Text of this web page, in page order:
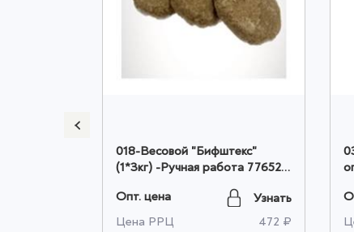
018-Весовой "Бифштекс"
(1*3кг) -Ручная работа 776528
Опт. цена
Узнать
Цена РРЦ
472 ₽